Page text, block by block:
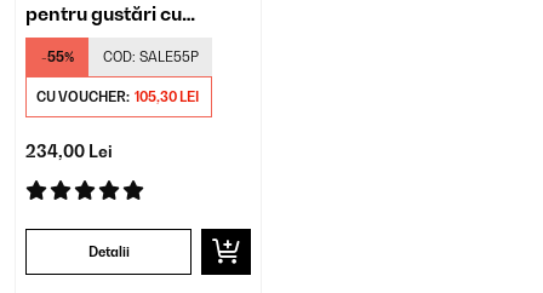
pentru gustări cu
compartimente
-55% COD: SALE55P
CU VOUCHER: 105,30 LEI
234,00 Lei
Detalii